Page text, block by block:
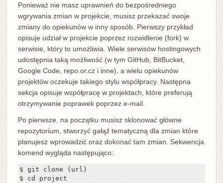
Ponieważ nie masz uprawnień do bezpośredniego
wgrywania zmian w projekcie, musisz przekazać swoje
zmiany do opiekunów w inny sposób. Pierwszy przykład
opisuje udział w projekcie poprzez rozwidlenie (fork) w
serwisie, który to umożliwia. Wiele serwisów hostingowych
udostępnia taką możliwość (w tym GitHub, BitBucket,
Google Code, repo.or.cz i inne), a wielu opiekunów
projektów oczekuje takiego stylu współpracy. Następna
sekcja opisuje współpracę w projektach, które preferują
otrzymywanie poprawek poprzez e-mail.
Po pierwsze, na początku musisz sklonować główne
repozytorium, stworzyć gałąź tematyczną dla zmian które
planujesz wprowadzić oraz dokonać tam zmian. Sekwencja
komend wygląda następująco:
$ git clone (url)
$ cd project